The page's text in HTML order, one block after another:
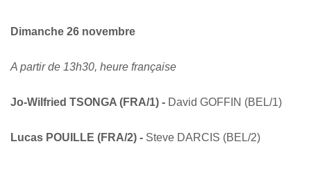
Dimanche 26 novembre
A partir de 13h30, heure française
Jo-Wilfried TSONGA (FRA/1) - David GOFFIN (BEL/1)
Lucas POUILLE (FRA/2) - Steve DARCIS (BEL/2)